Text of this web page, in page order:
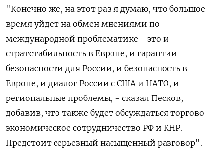
"Конечно же, на этот раз я думаю, что большое
время уйдет на обмен мнениями по
международной проблематике - это и
стратстабильность в Европе, и гарантии
безопасности для России, и безопасность в
Европе, и диалог России с США и НАТО, и
региональные проблемы, - сказал Песков,
добавив, что также будет обсуждаться торгово-
экономическое сотрудничество РФ и КНР. -
Предстоит серьезный насыщенный разговор".